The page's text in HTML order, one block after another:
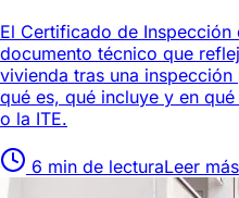
El Certificado de Inspección
documento técnico que
vivienda tras una
qué es, qué incluye y en
o la ITE.
6 min de lecturaLeer más